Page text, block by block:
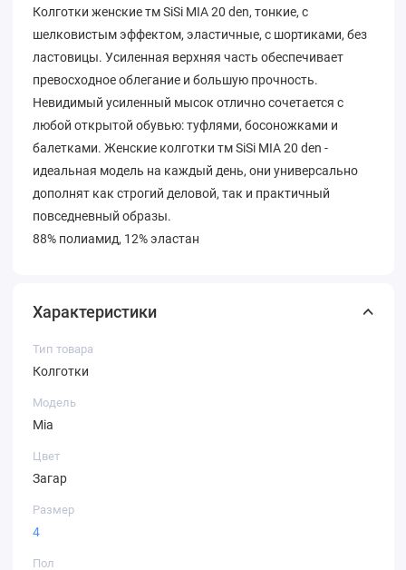
Колготки женские тм SiSi MIA 20 den, тонкие, с
шелковистым эффектом, эластичные, c шортиками, без
ластовицы. Усиленная верхняя часть обеспечивает
превосходное облегание и большую прочность.
Невидимый усиленный мысок отлично сочетается с
любой открытой обувью: туфлями, босоножками и
балетками. Женские колготки тм SiSi MIA 20 den -
идеальная модель на каждый день, они универсально
дополнят как строгий деловой, так и практичный
повседневный образы.
88% полиамид, 12% эластан
Характеристики
Тип товара
Колготки
Модель
Mia
Цвет
Загар
Размер
4
Пол